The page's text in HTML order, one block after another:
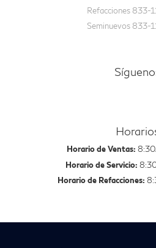
Horario de Ventas:
Horario de Servicio:
Horario de Refacciones:
Refacciones 833-
Seminuevos 833-